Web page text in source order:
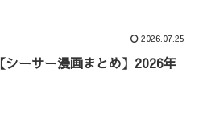
2026.07.25
【シーサー漫画まとめ】2026年